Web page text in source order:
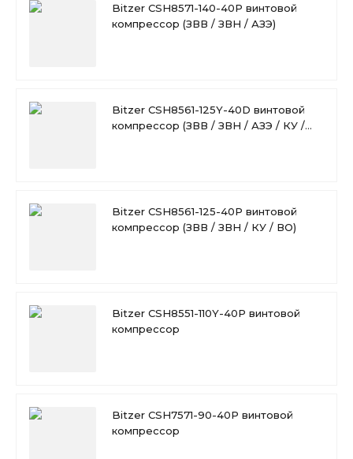
Bitzer CSH8571-140-40P винтовой
компрессор (ЗВВ / ЗВН / АЗЭ)
Bitzer CSH8561-125Y-40D винтовой
компрессор (ЗВВ / ЗВН / АЗЭ / КУ /
Bitzer CSH8561-125-40P винтовой
компрессор (ЗВВ / ЗВН / КУ / ВО)
Bitzer CSH8551-110Y-40P винтовой
компрессор
Bitzer CSH7571-90-40P винтовой
компрессор